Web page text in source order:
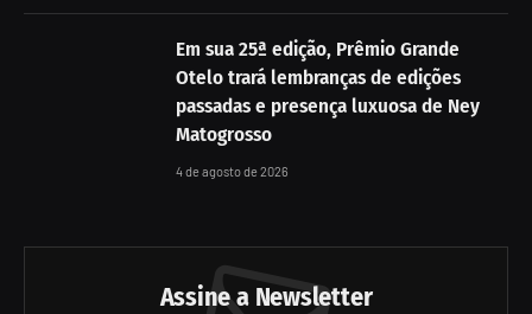
Em sua 25ª edição, Prêmio Grande
Otelo trará lembranças de edições
passadas e presença luxuosa de Ney
Matogrosso
4 de agosto de 2026
Assine a Newsletter